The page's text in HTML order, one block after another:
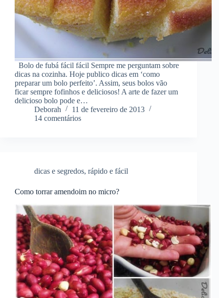
Bolo de fubá fácil fácil Sempre me perguntam sobre
dicas na cozinha. Hoje publico dicas em ‘como
preparar um bolo perfeito’. Assim, seus bolos vão
ficar sempre fofinhos e deliciosos! A arte de fazer um
delicioso bolo pode e…
Deborah
11 de fevereiro de 2013
14 comentários
dicas e segredos, rápido e fácil
Como torrar amendoim no micro?